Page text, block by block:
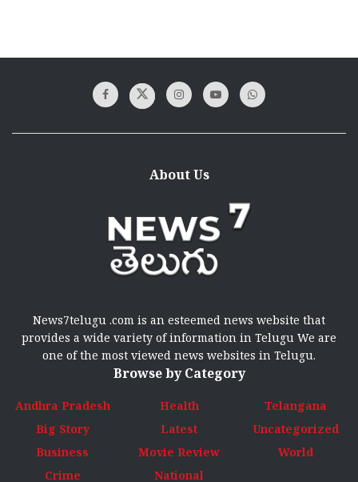
About Us
News7telugu .com is an esteemed news website that
provides a wide variety of information in Telugu We are
one of the most viewed news websites in Telugu.
Browse by Category
Andhra Pradesh
Big Story
Business
Crime
Health
Latest
Movie Review
National
Telangana
Uncategorized
World